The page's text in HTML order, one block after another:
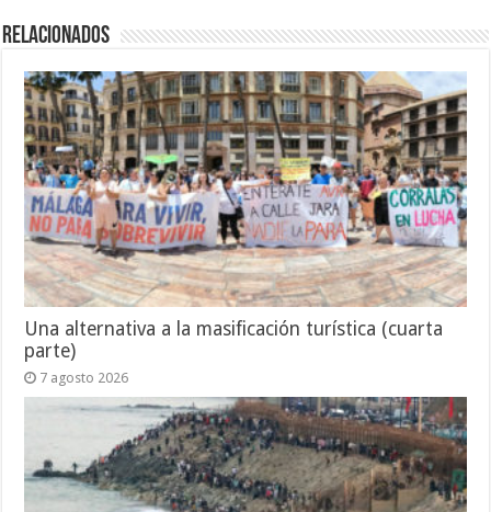
Relacionados
Una alternativa a la masificación turística (cuarta
parte)
7 agosto 2026